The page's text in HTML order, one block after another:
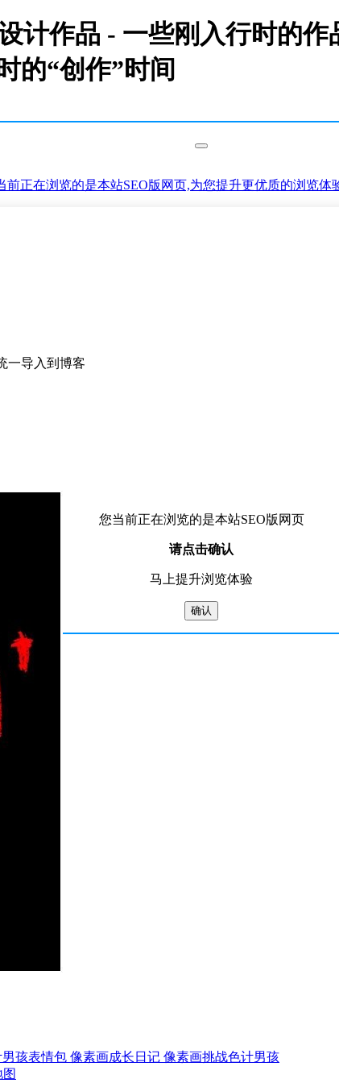
计作品 - 一些刚入行时的
的“创作”时间
您当前正在浏览的是本站SEO版网页
请点击确认
马上提升浏览体验
确认
前正在浏览的是本站SEO版网页,为您提升更优质的浏览体
一导入到博客
孩表情包 像素画成长日记 像素画挑战色计男孩
图